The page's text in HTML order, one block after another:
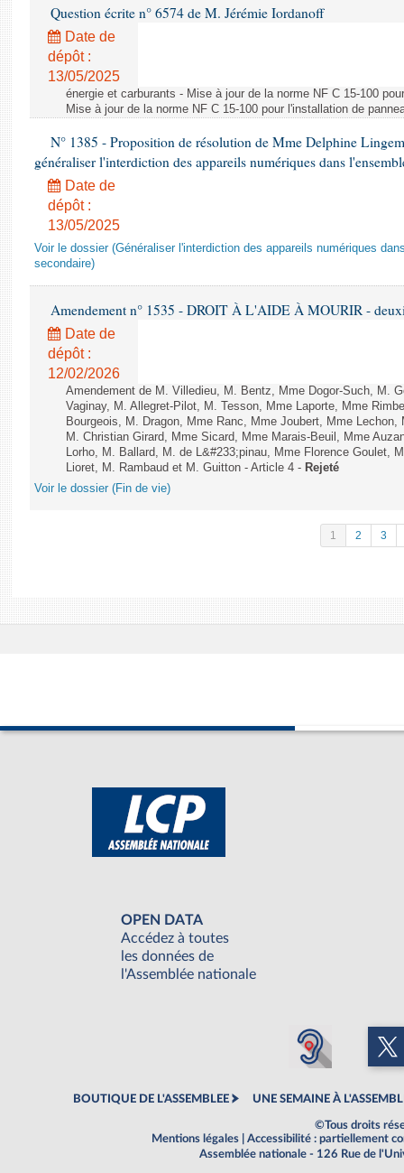
Question écrite n° 6574 de M. Jérémie Iordanoff
Date de
dépôt :
13/05/2025
énergie et carburants - Mise à jour de la norme NF C 15-100
Mise à jour de la norme NF C 15-100 pour l'installation de
N° 1385 - Proposition de résolution de Mme Delphine
généraliser l'interdiction des appareils numériques dans
Date de
dépôt :
13/05/2025
Voir le dossier (Généraliser l'interdiction des appareils numériques
secondaire)
Amendement n° 1535 - DROIT À L'AIDE À MOURIR -
Date de
dépôt :
12/02/2026
Amendement de M. Villedieu, M. Bentz, Mme Dogor-Such, M.
Vaginay, M. Allegret-Pilot, M. Tesson, Mme Laporte, Mme
Bourgeois, M. Dragon, Mme Ranc, Mme Joubert, Mme
M. Christian Girard, Mme Sicard, Mme Marais-Beuil, Mme
Lorho, M. Ballard, M. de L&#233;pinau, Mme Florence Goulet,
Lioret, M. Rambaud et M. Guitton - Article 4 - Rejeté
Voir le dossier (Fin de vie)
1 2 3
OPEN DATA
Accédez à toutes
les données de
l'Assemblée nationale
BOUTIQUE DE L'ASSEMBLEE UNE SEMAINE À
©Tous droits
Mentions légales
Accessibilité : partiellement
Assemblée nationale - 126 Rue de